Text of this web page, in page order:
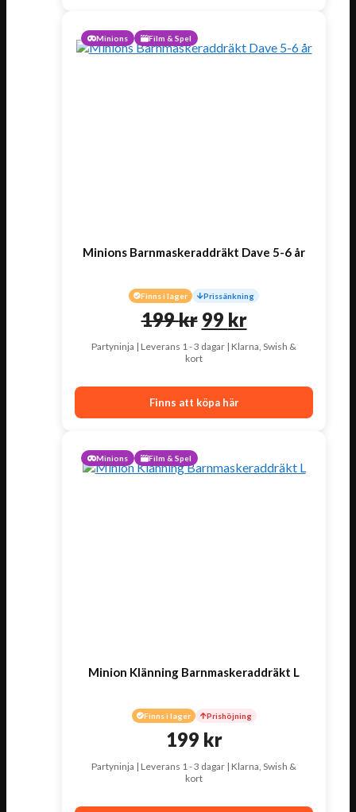
Minions Film & Spel
Minions Barnmaskeraddräkt Dave 5-6 år
Finns i lager Prissänkning
199kr Det
ursprungliga
priset
var:
199 kr.
99 krDet
nuvarande
är:
Partyninja | Leverans 1 - 3 dagar | Klarna, Swish &
kort
Finns att köpa här
Minions Film & Spel
Minion Klänning Barnmaskeraddräkt L
Finns i lager Prishöjning
199 kr
Partyninja | Leverans 1 - 3 dagar | Klarna, Swish &
kort